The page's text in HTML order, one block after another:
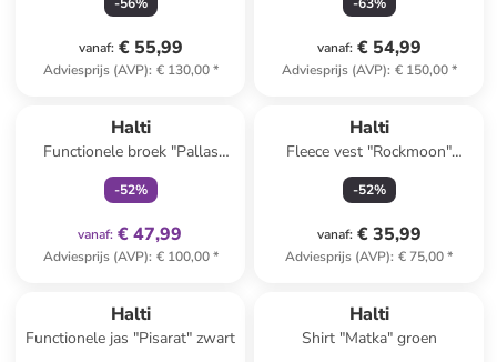
vanaf: € 55,99
Adviesprijs (AVP): € 130,00*
vanaf: € 54,99
Adviesprijs (AVP): € 150,00*
Halti
Functionele broek "Pallas
Cool" zwart
-52%
vanaf: € 47,99
Adviesprijs (AVP): € 100,00*
Halti
Fleece vest "Rockmoon"
lichtroze
-52%
vanaf: € 35,99
Adviesprijs (AVP): € 75,00*
Halti
Functionele jas "Pisarat" zwart
Halti
Shirt "Matka" groen